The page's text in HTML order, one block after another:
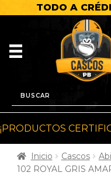
TODO A
¡PRODUCTOS
Inicio Cascos
102 ROYAL GRIS